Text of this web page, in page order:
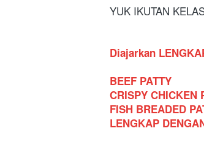
YUK IKUTAN
Diajarkan
BEEF PATTY
CRISPY CHICKEN
FISH BREADED
LENGKAP